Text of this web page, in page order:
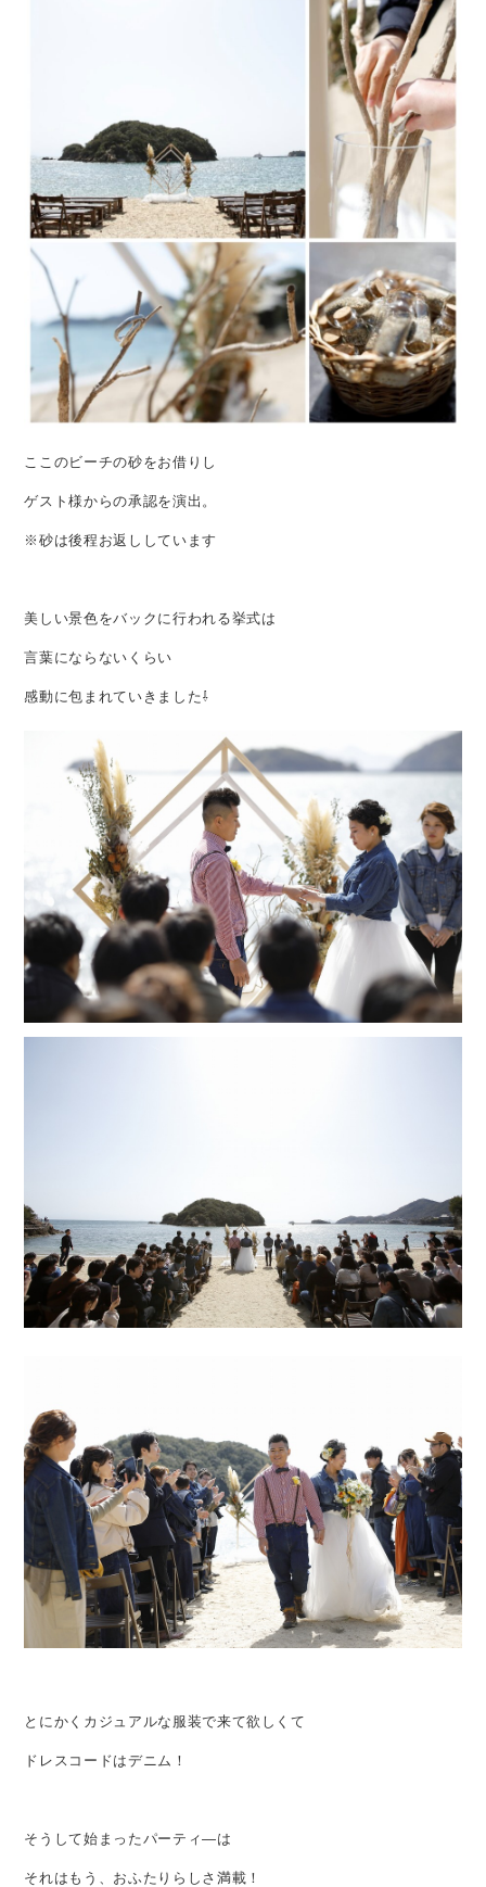
ここのビーチの砂をお借りし
ゲスト様からの承認を演出。
※砂は後程お返ししています
美しい景色をバックに行われる挙式は
言葉にならないくらい
感動に包まれていきました⇩
とにかくカジュアルな服装で来て欲しくて
ドレスコードはデニム！
そうして始まったパーティ―は
それはもう、おふたりらしさ満載！